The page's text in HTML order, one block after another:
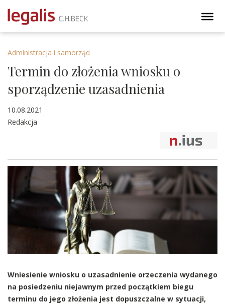
Administracja i samorząd
Termin do złożenia wniosku o
sporządzenie uzasadnienia
10.08.2021
Redakcja
Wniesienie wniosku o uzasadnienie orzeczenia wydanego
na posiedzeniu niejawnym przed początkiem biegu
terminu do jego złożenia jest dopuszczalne w sytuacji,